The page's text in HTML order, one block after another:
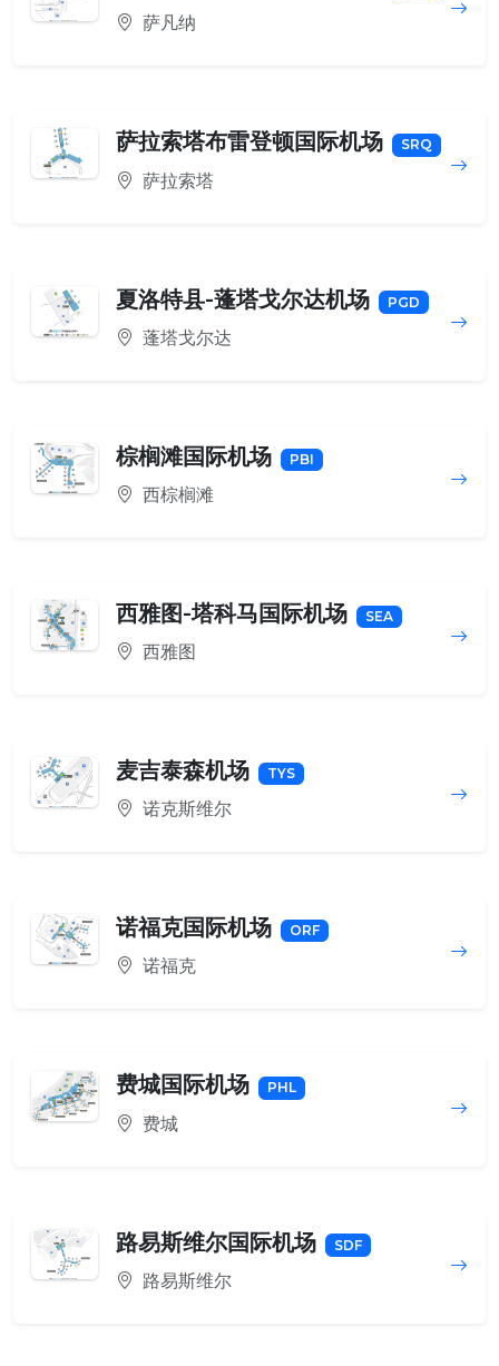
萨凡纳
萨拉索塔布雷登顿国际机场 SRQ
萨拉索塔
夏洛特县-蓬塔戈尔达机场 PGD
蓬塔戈尔达
棕榈滩国际机场 PBI
西棕榈滩
西雅图-塔科马国际机场 SEA
西雅图
麦吉泰森机场 TYS
诺克斯维尔
诺福克国际机场 ORF
诺福克
费城国际机场 PHL
费城
路易斯维尔国际机场 SDF
路易斯维尔